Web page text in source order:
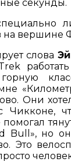
секунды.
на вершине
слова
Они
Bull», но
Это